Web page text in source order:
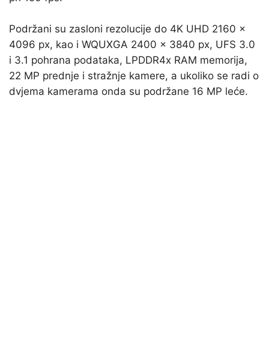
Podržani su zasloni rezolucije do 4K UHD 2160 x
4096 px, kao i WQUXGA 2400 x 3840 px, UFS 3.0
i 3.1 pohrana podataka, LPDDR4x RAM memorija,
22 MP prednje i stražnje kamere, a ukoliko se radi o
dvjema kamerama onda su podržane 16 MP leće.